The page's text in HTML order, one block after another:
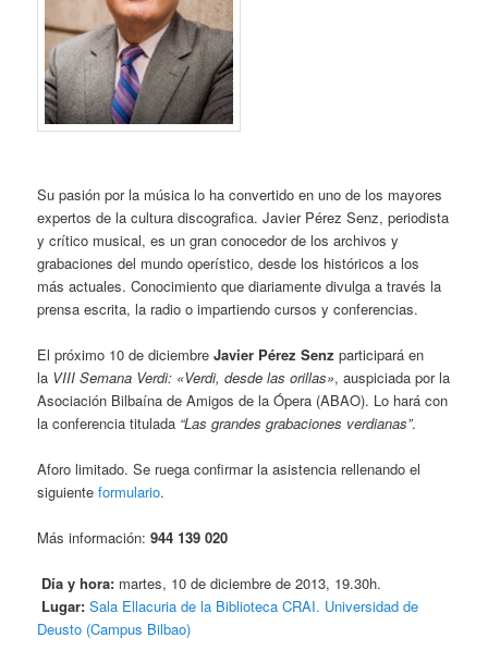
Su pasión por la música lo ha convertido en uno de los mayores
expertos de la cultura discografica. Javier Pérez Senz, periodista
y crítico musical, es un gran conocedor de los archivos y
grabaciones del mundo operístico, desde los históricos a los
más actuales. Conocimiento que diariamente divulga a través la
prensa escrita, la radio o impartiendo cursos y conferencias.
El próximo 10 de diciembreJavier Pérez Senzparticipará en
la VIII Semana Verdi: «Verdi, desde las orillas», auspiciada por la
Asociación Bilbaína de Amigos de la Ópera (ABAO). Lo hará con
la conferencia titulada “Las grandes grabaciones verdianas”.
Aforo limitado. Se ruega confirmar la asistencia rellenando el
siguienteformulario.
Más información:944 139 020
Día y hora: martes, 10 de diciembre de 2013, 19.30h.
Lugar: Sala Ellacuria de la Biblioteca CRAI. Universidad de
Deusto (Campus Bilbao)